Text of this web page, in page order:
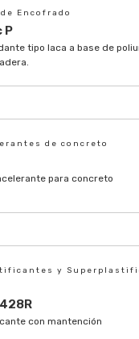
Encofrado
P
tipo laca a base de
de concreto
para concreto
y
con mantención